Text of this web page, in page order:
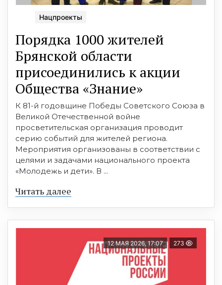
Нацпроекты
Порядка 1000 жителей
Брянской области
присоединились к акции
Общества «Знание»
К 81-й годовщине Победы Советского Союза в
Великой Отечественной войне
просветительская организация проводит
серию событий для жителей региона.
Мероприятия организованы в соответствии с
целями и задачами национального проекта
«Молодежь и дети». В ...
Читать далее
12 МАЯ 2026, 17:07 273